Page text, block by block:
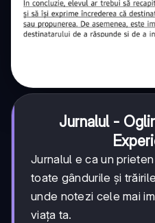
Jurnalul -
Jurnalul e ca un
toate gândurile și
unde notezi cele mai
viața ta.